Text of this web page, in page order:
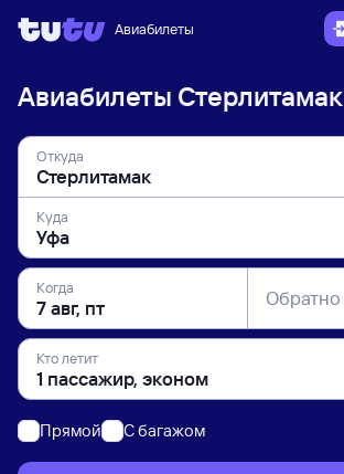
Авиабилеты
Авиабилеты Стерлитамак
Откуда
Куда
Когда Обратно
Кто летит
Прямой C багажом